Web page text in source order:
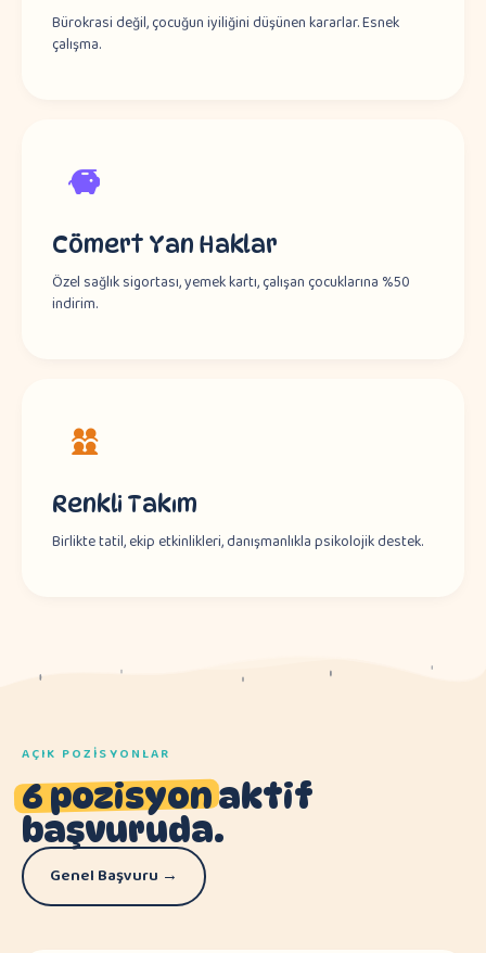
Bürokrasi değil, çocuğun iyiliğini düşünen kararlar. Esnek
çalışma.
Cömert Yan Haklar
Özel sağlık sigortası, yemek kartı, çalışan çocuklarına %50
indirim.
Renkli Takım
Birlikte tatil, ekip etkinlikleri, danışmanlıkla psikolojik destek.
AÇIK POZISYONLAR
6 pozisyonaktif
başvuruda.
Genel Başvuru →